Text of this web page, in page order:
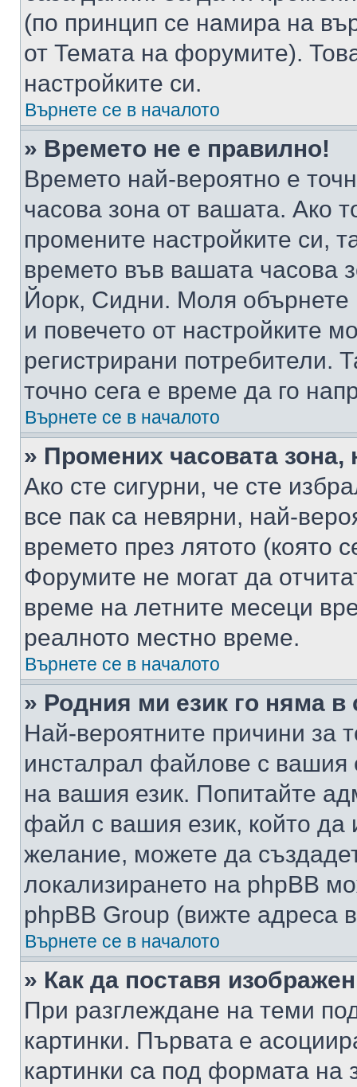
(по принцип се намира на
от Темата на форумите).
настройките си.
Върнете се в началото
» Времето не е правилно!
Времето най-вероятно е
часова зона от вашата. Ако
промените настройките си,
времето във вашата
Йорк, Сидни. Моля обърнете
и повечето от настройките
регистрирани потребители.
точно сега е време да го
Върнете се в началото
» Промених часовата
Ако сте сигурни, че сте
все пак са невярни, най-
времето през лятото (която
Форумите не могат да
време на летните месеци
реалното местно време.
Върнете се в началото
» Родния ми език го няма в
Най-вероятните причини за
инсталрал файлове с вашия
на вашия език. Попитайте
файл с вашия език, който да
желание, можете да
локализирането на phpBB
phpBB Group (вижте адреса
Върнете се в началото
» Как да поставя
При разглеждане на теми
картинки. Първата е
картинки са под формата на